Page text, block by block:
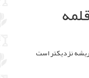
ریشه نزدیکتر است